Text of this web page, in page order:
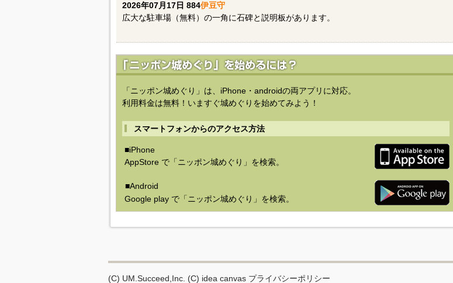
2026年07月17日 884伊豆守
広大な駐車場（無料）の一角に石碑と説明板があります。
「ニッポン城めぐり」は、iPhone・androidの両アプリに対応。
利用料金は無料！いますぐ城めぐりを始めてみよう！
スマートフォンからのアクセス方法
■iPhone
AppStore で「ニッポン城めぐり」を検索。
■Android
Google play で「ニッポン城めぐり」を検索。
(C) UM.Succeed,Inc. (C) idea canvas プライバシーポリシー